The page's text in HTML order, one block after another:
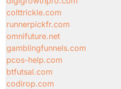
colttrickle.com
runnerpickfr.com
omnifuture.net
gamblingfunnels.com
pcos-help.com
btfutsal.com
codirop.com